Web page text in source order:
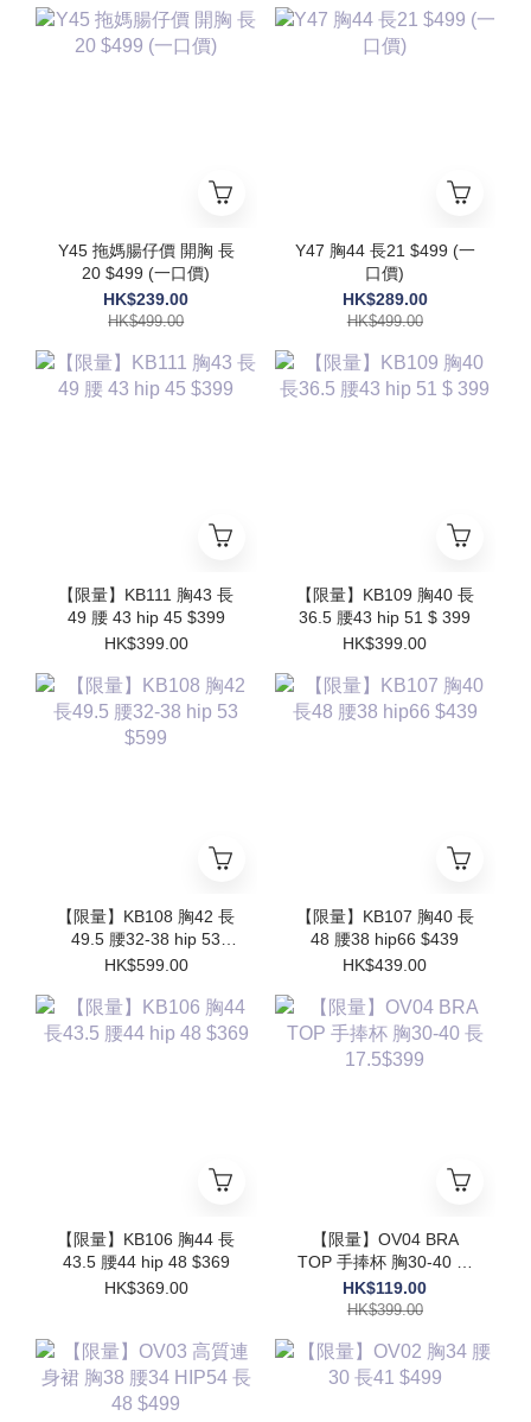
Y45 拖媽腸仔價 開胸 長
20 $499 (一口價)
HK$239.00
HK$499.00
Y47 胸44 長21 $499 (一
口價)
HK$289.00
HK$499.00
【限量】KB111 胸43 長
49 腰 43 hip 45 $399
HK$399.00
【限量】KB109 胸40 長
36.5 腰43 hip 51 $ 399
HK$399.00
【限量】KB108 胸42 長
49.5 腰32-38 hip 53
$599
HK$599.00
【限量】KB107 胸40 長
48 腰38 hip66 $439
HK$439.00
【限量】KB106 胸44 長
43.5 腰44 hip 48 $369
HK$369.00
【限量】OV04 BRA
TOP 手捧杯 胸30-40 長
17.5$399
HK$119.00
HK$399.00